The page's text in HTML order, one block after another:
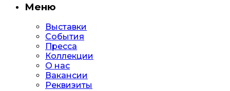
Меню
Выставки
События
Пресса
Коллекции
О нас
Вакансии
Реквизиты